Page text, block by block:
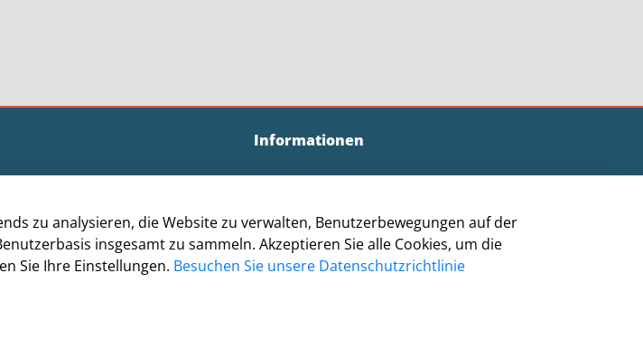
- 17.00 Uhr
Informationen
Datenschutz
Barrierefreiheit
Cookie-Richtlinie
zu analysieren, die Website zu verwalten, Benutzerbewegungen auf der
insgesamt zu sammeln. Akzeptieren Sie alle Cookies, um die
Sie Ihre Einstellungen. Besuchen Sie unsere Datenschutzrichtlinie